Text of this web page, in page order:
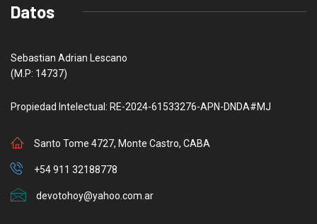
Datos
Sebastian Adrian Lescano
(M.P: 14737)
Propiedad Intelectual: RE-2024-61533276-APN-DNDA#MJ
Santo Tome 4727, Monte Castro, CABA
+54 911 32188778
devotohoy@yahoo.com.ar